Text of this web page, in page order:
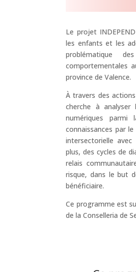
Le projet
les enfants et les
problématique
comportementales
province de Valence.
À travers des
cherche à analyser
numériques parmi
connaissances par
intersectorielle
plus, des cycles de
relais
risque, dans le but
bénéficiaire.
Ce programme est
de la Conselleria de